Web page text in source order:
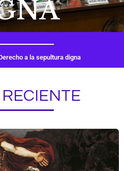
a la sepultura digna